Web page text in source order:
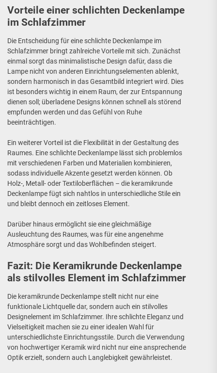
Vorteile einer schlichten Deckenlampe
im Schlafzimmer
Die Entscheidung für eine schlichte Deckenlampe im
Schlafzimmer bringt zahlreiche Vorteile mit sich. Zunächst
einmal sorgt das minimalistische Design dafür, dass die
Lampe nicht von anderen Einrichtungselementen ablenkt,
sondern harmonisch in das Gesamtbild integriert wird. Dies
ist besonders wichtig in einem Raum, der zur Entspannung
dienen soll; überladene Designs können schnell als störend
empfunden werden und das Gefühl von Ruhe
beeinträchtigen.
Ein weiterer Vorteil ist die Flexibilität in der Gestaltung des
Raumes. Eine schlichte Deckenlampe lässt sich problemlos
mit verschiedenen Farben und Materialien kombinieren,
sodass individuelle Akzente gesetzt werden können. Ob
Holz-, Metall- oder Textiloberflächen – die keramikrunde
Deckenlampe fügt sich nahtlos in unterschiedliche Stile ein
und bleibt dennoch ein zeitloses Element.
Darüber hinaus ermöglicht sie eine gleichmäßige
Ausleuchtung des Raumes, was für eine angenehme
Atmosphäre sorgt und das Wohlbefinden steigert.
Fazit: Die Keramikrunde Deckenlampe
als stilvolles Element im Schlafzimmer
Die keramikrunde Deckenlampe stellt nicht nur eine
funktionale Lichtquelle dar, sondern auch ein stilvolles
Designelement im Schlafzimmer. Ihre schlichte Eleganz und
Vielseitigkeit machen sie zu einer idealen Wahl für
unterschiedlichste Einrichtungsstile. Durch die Verwendung
von hochwertiger Keramik wird nicht nur eine ansprechende
Optik erzielt, sondern auch Langlebigkeit gewährleistet.